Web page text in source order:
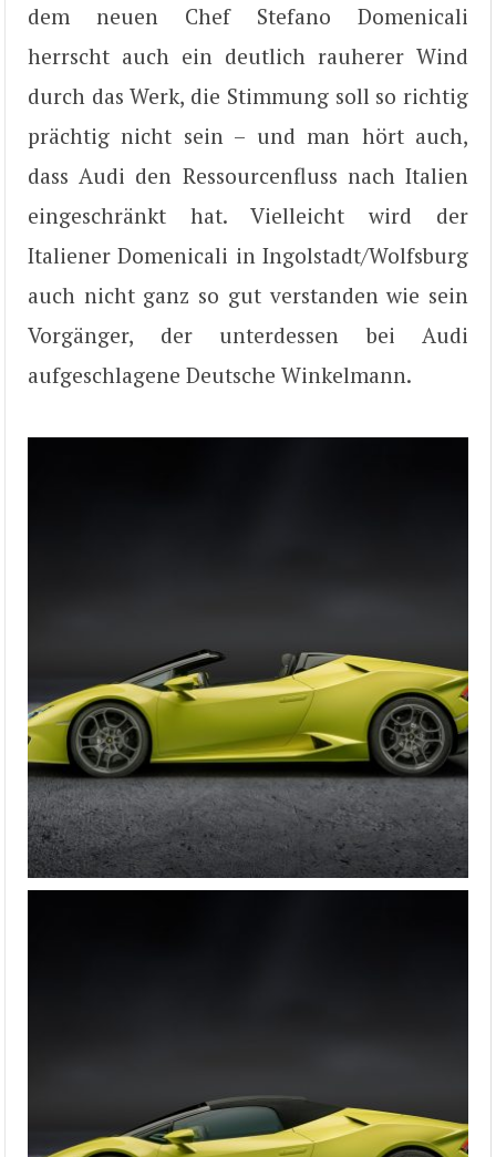
dem neuen Chef Stefano Domenicali
herrscht auch ein deutlich rauherer Wind
durch das Werk, die Stimmung soll so richtig
prächtig nicht sein – und man hört auch,
dass Audi den Ressourcenfluss nach Italien
eingeschränkt hat. Vielleicht wird der
Italiener Domenicali in Ingolstadt/Wolfsburg
auch nicht ganz so gut verstanden wie sein
Vorgänger, der unterdessen bei Audi
aufgeschlagene Deutsche Winkelmann.